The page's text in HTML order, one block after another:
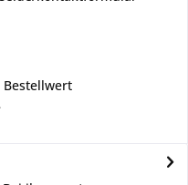
Bestellwert